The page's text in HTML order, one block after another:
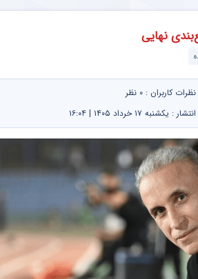
نهایی
کاربران : ۰ نظر
: یکشنبه ۱۷ خرداد ۱۴۰۵ | ۱۶:۰۴